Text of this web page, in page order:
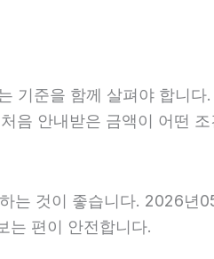
기준을 함께 살펴야 합니
안내받은 금액이 어떤
는 것이 좋습니다. 2026년
는 편이 안전합니다.